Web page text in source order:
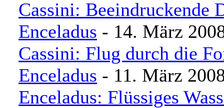
Cassini: Beeindruckende
Enceladus - 14. März
Cassini: Flug durch die
Enceladus - 11. März
Enceladus: Flüssiges